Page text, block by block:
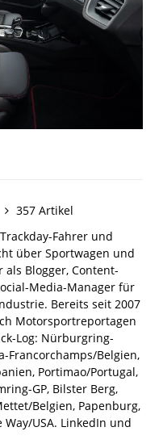
357 Artikel
Fahrer und
über Sportwagen und
Blogger, Content-
Media-Manager für
Bereits seit 2007
Motorsportreportagen
Log: Nürburgring-
Francorchamps/Belgien,
Portimao/Portugal,
GP, Bilster Berg,
Belgien, Papenburg,
USA. LinkedIn und